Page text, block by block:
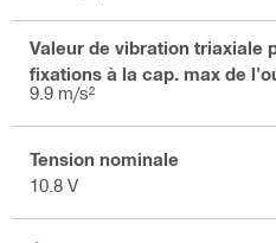
Valeur de vibration triaxiale
fixations à la cap. max de
9.9 m/s²
Tension nominale
10.8 V